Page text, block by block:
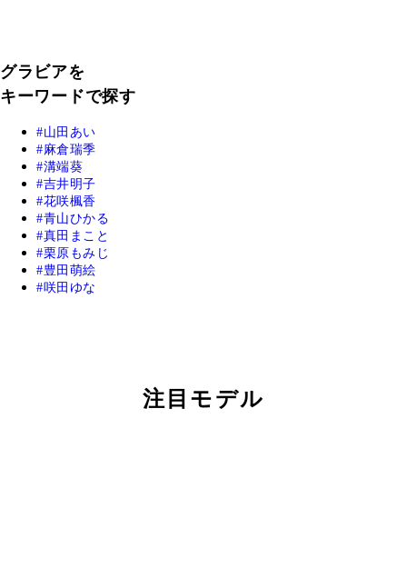
グラビアを
キーワードで探す
山田あい
麻倉瑞季
溝端葵
吉井明子
花咲楓香
青山ひかる
真田まこと
栗原もみじ
豊田萌絵
咲田ゆな
注目モデル